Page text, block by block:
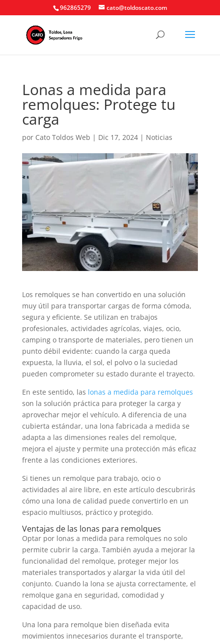
962865279 cato@toldoscato.com
Lonas a medida para
remolques: Protege tu
carga
por Cato Toldos Web | Dic 17, 2024| Noticias
Los remolques se han convertido en una solución
muy útil para transportar cargas de forma cómoda,
segura y eficiente. Se utilizan en trabajos
profesionales, actividades agrícolas, viajes, ocio,
camping o transporte de materiales, pero tienen un
punto débil evidente: cuando la carga queda
expuesta, la lluvia, el sol, el polvo o la suciedad
pueden comprometer su estado durante el trayecto.
En este sentido, las lonas a medida para remolques
son la solución práctica para proteger la carga y
aprovechar mejor el vehículo. A diferencia de una
cubierta estándar, una lona fabricada a medida se
adapta a las dimensiones reales del remolque,
mejora el ajuste y permite una protección más eficaz
frente a las condiciones exteriores.
Si tienes un remolque para trabajo, ocio o
actividades al aire libre, en este artículo descubrirás
cómo una lona de calidad puede convertirlo en un
espacio multiusos, práctico y protegido.
Ventajas de las lonas para remolques
Optar por lonas a medida para remolques no solo
permite cubrir la carga. También ayuda a mejorar la
funcionalidad del remolque, proteger mejor los
materiales transportados y alargar la vida útil del
conjunto. Cuando la lona se ajusta correctamente, el
remolque gana en seguridad, comodidad y
capacidad de uso.
Una lona para remolque bien diseñada evita
movimientos innecesarios durante el transporte,